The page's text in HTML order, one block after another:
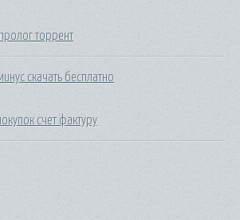
торрент
скачать бесплатно
счет фактуру